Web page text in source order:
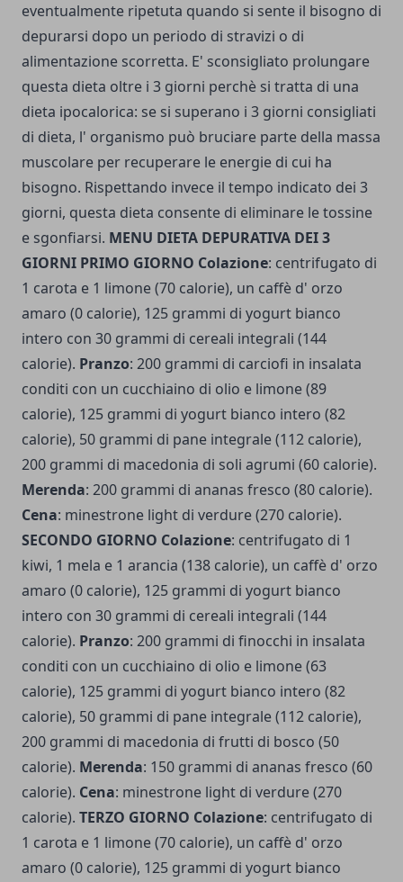
eventualmente ripetuta quando si sente il bisogno di
depurarsi dopo un periodo di stravizi o di
alimentazione scorretta. E' sconsigliato prolungare
questa dieta oltre i 3 giorni perchè si tratta di una
dieta ipocalorica: se si superano i 3 giorni consigliati
di dieta, l' organismo può bruciare parte della massa
muscolare per recuperare le energie di cui ha
bisogno. Rispettando invece il tempo indicato dei 3
giorni, questa dieta consente di eliminare le tossine
e sgonfiarsi. MENU DIETA DEPURATIVA DEI 3
GIORNI PRIMO GIORNO Colazione: centrifugato di
1 carota e 1 limone (70 calorie), un caffè d' orzo
amaro (0 calorie), 125 grammi di yogurt bianco
intero con 30 grammi di cereali integrali (144
calorie). Pranzo: 200 grammi di carciofi in insalata
conditi con un cucchiaino di olio e limone (89
calorie), 125 grammi di yogurt bianco intero (82
calorie), 50 grammi di pane integrale (112 calorie),
200 grammi di macedonia di soli agrumi (60 calorie).
Merenda: 200 grammi di ananas fresco (80 calorie).
Cena: minestrone light di verdure (270 calorie).
SECONDO GIORNO Colazione: centrifugato di 1
kiwi, 1 mela e 1 arancia (138 calorie), un caffè d' orzo
amaro (0 calorie), 125 grammi di yogurt bianco
intero con 30 grammi di cereali integrali (144
calorie). Pranzo: 200 grammi di finocchi in insalata
conditi con un cucchiaino di olio e limone (63
calorie), 125 grammi di yogurt bianco intero (82
calorie), 50 grammi di pane integrale (112 calorie),
200 grammi di macedonia di frutti di bosco (50
calorie). Merenda: 150 grammi di ananas fresco (60
calorie). Cena: minestrone light di verdure (270
calorie). TERZO GIORNO Colazione: centrifugato di
1 carota e 1 limone (70 calorie), un caffè d' orzo
amaro (0 calorie), 125 grammi di yogurt bianco